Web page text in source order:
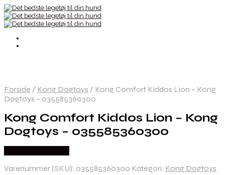
Forside / Kong Dogtoys / Kong Comfort Kiddos Lion – Kong
Dogtoys – 035585360300
Kong Comfort Kiddos Lion – Kong
Dogtoys – 035585360300
Varenummer (SKU): 035585360300 Kategori: Kong Dogtoys